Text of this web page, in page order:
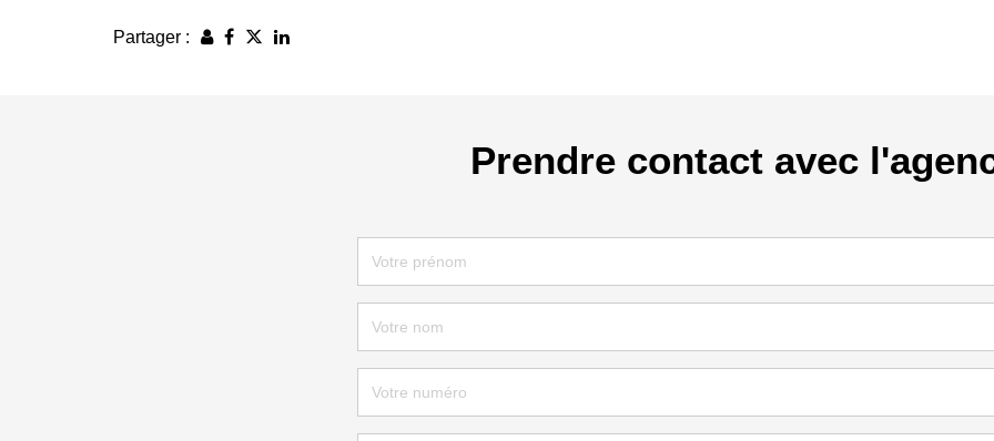
Partager :
Prendre contact avec